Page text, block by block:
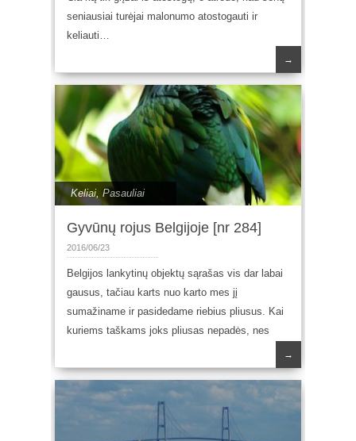
seniausiai turėjai malonumo atostogauti ir
keliauti…
→
Keliai, Pasauliai
Gyvūnų rojus Belgijoje [nr 284]
2016/06/23
Belgijos lankytinų objektų sąrašas vis dar labai
gausus, tačiau karts nuo karto mes jį
sumažiname ir pasidedame riebius pliusus. Kai
kuriems taškams joks pliusas nepadės, nes
→